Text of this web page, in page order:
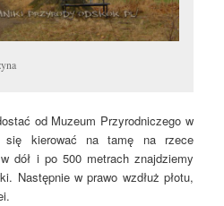
od Muzeum Przyrodniczego w
się kierować na tamę na rzece
dół i po 500 metrach znajdziemy
Następnie w prawo wzdłuż płotu,